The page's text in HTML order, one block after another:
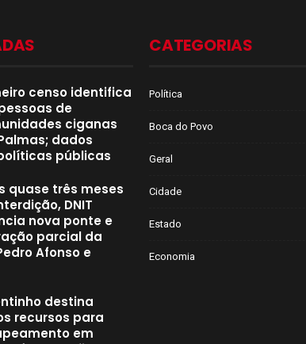
censo identifica
de
ciganas
dados
públicas
quase três meses
DNIT
nova ponte e
parcial da
Afonso e
destina
recursos para
em
CATEGORIAS
Política
Boca do Povo
Geral
Cidade
Estado
Economia